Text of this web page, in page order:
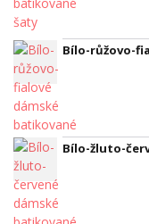
Bílo-růžovo-
Bílo-žluto-